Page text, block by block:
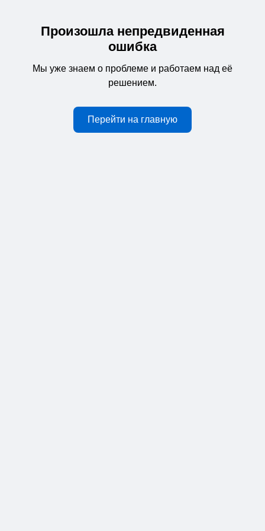
Произошла непредвиденная
ошибка
Мы уже знаем о проблеме и работаем над её
решением.
Перейти на главную